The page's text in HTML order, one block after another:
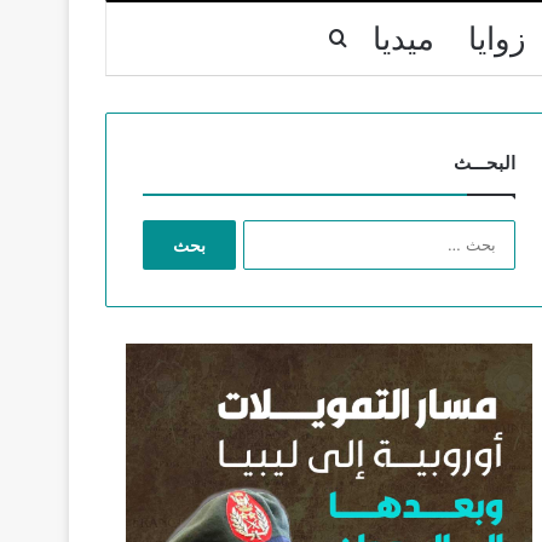
زوايا ميديا
البحـــث
ح
: